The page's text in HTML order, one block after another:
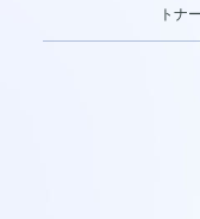
トナ